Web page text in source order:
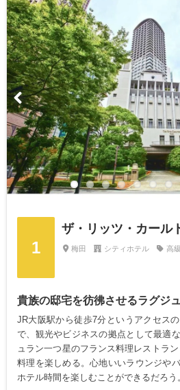
1
ザ・リッツ・カール
梅田 シティホテル 高
貴族の邸宅を彷彿させるラグジ
JR大阪駅から徒歩7分というアクセス
で、観光やビジネスの拠点として最適
ュラン一つ星のフランス料理レストラ
料理を楽しめる。心地いいラウンジや
ホテル時間を楽しむことができるだろう